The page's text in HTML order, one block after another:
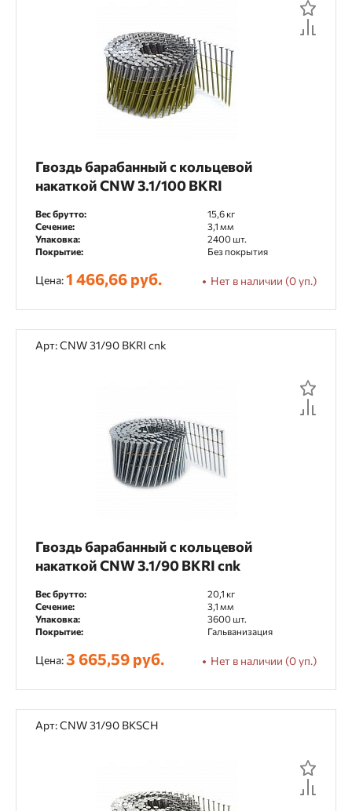
Гвоздь барабанный с кольцевой
накаткой CNW 3.1/100 BKRI
Вес брутто:
15,6 кг
Сечение:
3,1 мм
Упаковка:
2400 шт.
Покрытие:
Без покрытия
Цена:1 466,66 руб. Нет в наличии (0 уп.)
Арт: CNW 31/90 BKRI cnk
Гвоздь барабанный с кольцевой
накаткой CNW 3.1/90 BKRI cnk
Вес брутто:
20,1 кг
Сечение:
3,1 мм
Упаковка:
3600 шт.
Покрытие:
Гальванизация
Цена:3 665,59 руб. Нет в наличии (0 уп.)
Арт: CNW 31/90 BKSCH